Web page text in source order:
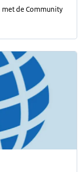
de Community